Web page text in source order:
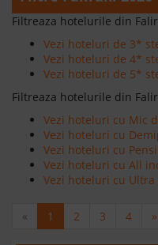
Filtreaza hotelurile din
Vezi hoteluri de 3*
Vezi hoteluri de 4*
Vezi hoteluri de 5*
Filtreaza hotelurile din
Vezi hoteluri cu Mic
Vezi hoteluri cu
Vezi hoteluri cu
Vezi hoteluri cu All
Vezi hoteluri cu
« 1 2 3 4 »